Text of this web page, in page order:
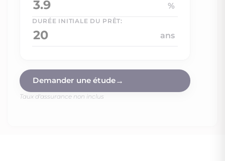
%
DURÉE INITIALE DU PRÊT:
ans
Demander une étude
Taux d'assurance non inclus